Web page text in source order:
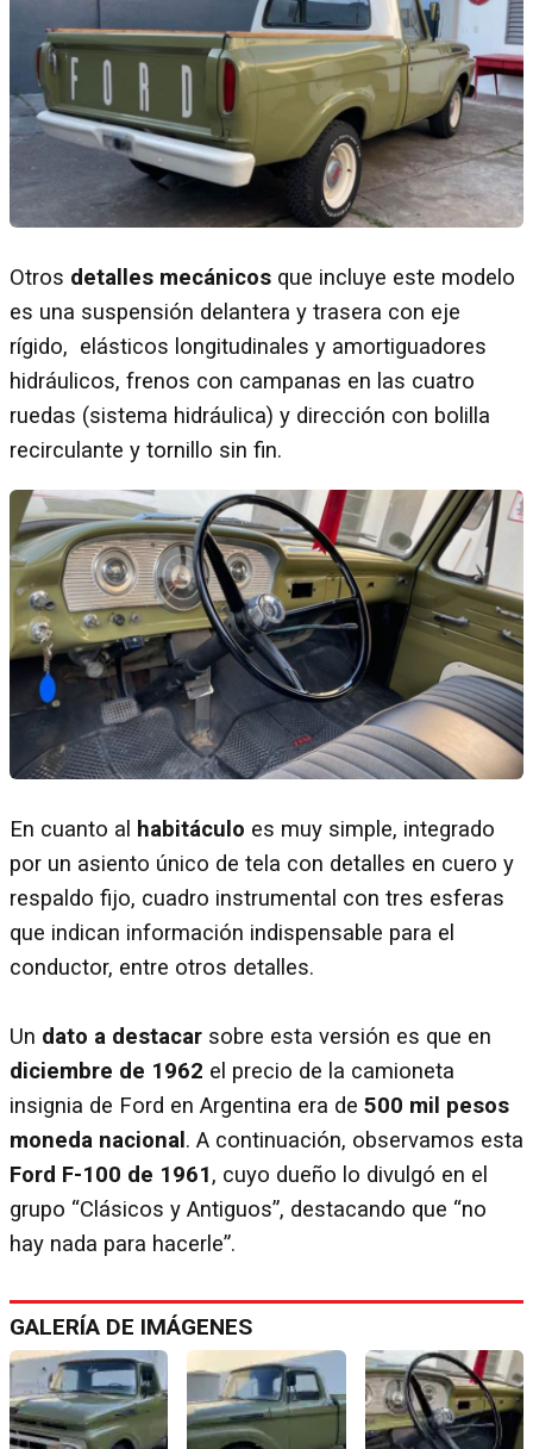
Otros detalles mecánicos que incluye este modelo
es una suspensión delantera y trasera con eje
rígido, elásticos longitudinales y amortiguadores
hidráulicos, frenos con campanas en las cuatro
ruedas (sistema hidráulica) y dirección con bolilla
recirculante y tornillo sin fin.
En cuanto al habitáculo es muy simple, integrado
por un asiento único de tela con detalles en cuero y
respaldo fijo, cuadro instrumental con tres esferas
que indican información indispensable para el
conductor, entre otros detalles.
Un dato a destacar sobre esta versión es que en
diciembre de 1962 el precio de la camioneta
insignia de Ford en Argentina era de 500 mil pesos
moneda nacional . A continuación, observamos esta
Ford F-100 de 1961, cuyo dueño lo divulgó en el
grupo “Clásicos y Antiguos”, destacando que “no
hay nada para hacerle”.
GALERÍA DE IMÁGENES